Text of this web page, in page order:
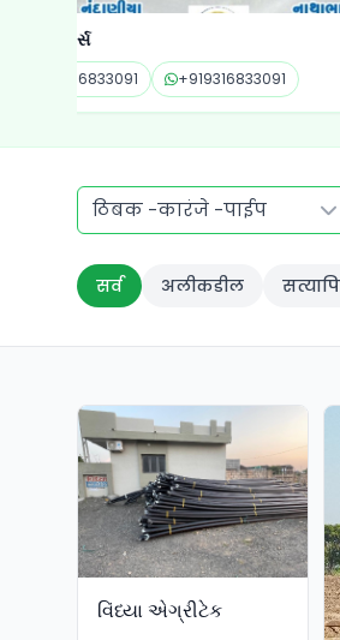
+916353754554
ठिबक -कारंजे -पाईप
सर्व अलीकडील
વિંધ્યા એગ્રીટેક